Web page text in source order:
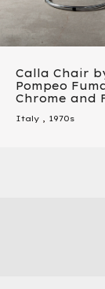
Calla Chair
Pompeo
Chrome and
Italy , 1970s